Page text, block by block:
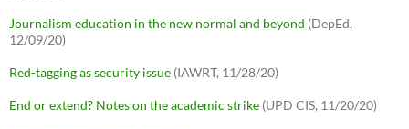
Journalism education in the new normal and beyond (DepEd,
12/09/20)
Red-tagging as security issue (IAWRT, 11/28/20)
End or extend? Notes on the academic strike (UPD CIS, 11/20/20)